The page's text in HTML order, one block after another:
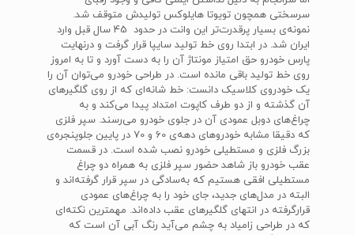
سرسختی همچون تویوتا هایلوکس تولیدش متوقف شد.
نمونه‌ی بسیار پرقدرت‌تر این وانت در حدود 45 سال قبل وارد
ایران شد. در ابتدا روی خط تولید سایپا قرار گرفت و درنهایت
پارس خودرو حق امتیاز مونتاژ آن را به دست آورد و تا به امروز
روی خط تولید باقی مانده است. در طراحی خودرو می‌توان آن را
یک خودروی کلاسیک دانست: خط شانه‌ای که از روی گلگیرهای
آن گذشته و از دو طرف کاپوت امتداد پیدا می‌کند و به
چراغ‌های دوبل عمودی آن در جلوی خودرو می‌رسند. سپر فلزی
که دقیقا مشابه خودروهای دهه‌ی 60 و 70 در پایین جلوپنجره‌ی
بزرگ فلزی و مستطیلی خودرو نصب شده است. در قسمت
عقب خودرو باز شاهد حضور سپر فلزی به همراه دو چراغ
مستطیلی افقی هستیم که به‌سادگی در سپر قرار گرفته‌اند و
البته در مدل‌های جدید، جای خود را به چراغ‌های عمودی
قرارگرفته در انتهای گلگیرهای عقب داده‌اند. مهمترین نکته‌ای
که در طراحی زامیاد به چشم می‌آید رنگ آبی آن است که